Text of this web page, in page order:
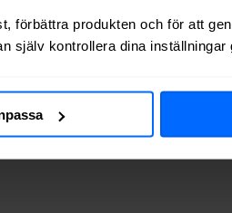
förbättra produkten och för att
själv kontrollera dina
TV, dvs via koaxialkabel (koax).
Tabellen nedan visar hur